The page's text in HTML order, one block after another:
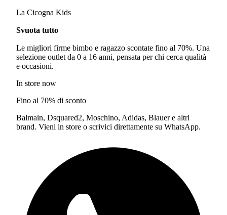
La Cicogna Kids
Svuota tutto
Le migliori firme bimbo e ragazzo scontate fino al 70%. Una
selezione outlet da 0 a 16 anni, pensata per chi cerca qualità
e occasioni.
In store now
Fino al 70% di sconto
Balmain, Dsquared2, Moschino, Adidas, Blauer e altri
brand. Vieni in store o scrivici direttamente su WhatsApp.